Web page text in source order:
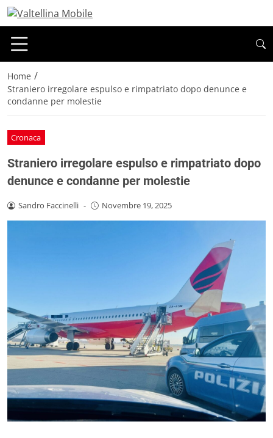
Home /
Straniero irregolare espulso e rimpatriato dopo denunce e
condanne per molestie
Cronaca
Straniero irregolare espulso e rimpatriato dopo
denunce e condanne per molestie
Sandro Faccinelli - Novembre 19, 2025